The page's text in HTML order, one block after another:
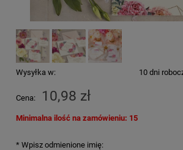
Wysyłka w: 10 dni
Cena: 10,98 zł
Minimalna ilość na zamówieniu: 15
* Wpisz odmienione imię: